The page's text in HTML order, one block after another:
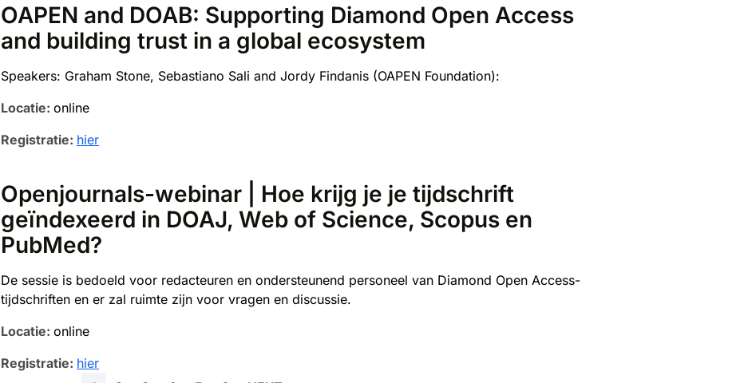
OAPEN and DOAB: Supporting Diamond Open Access
and building trust in a global ecosystem
Speakers: Graham Stone, Sebastiano Sali and Jordy Findanis (OAPEN Foundation):
Locatie: online
Registratie: hier
Openjournals-webinar | Hoe krijg je je tijdschrift
geïndexeerd in DOAJ, Web of Science, Scopus en
PubMed?
De sessie is bedoeld voor redacteuren en ondersteunend personeel van Diamond Open Access-
tijdschriften en er zal ruimte zijn voor vragen en discussie.
Locatie: online
Registratie: hier